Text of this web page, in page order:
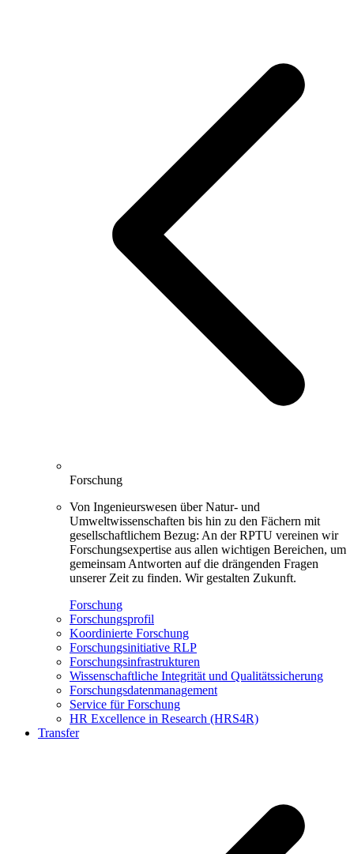
Forschung
Von Ingenieurswesen über Natur- und
Umweltwissenschaften bis hin zu den Fächern mit
gesellschaftlichem Bezug: An der RPTU vereinen wir
Forschungsexpertise aus allen wichtigen Bereichen, um
gemeinsam Antworten auf die drängenden Fragen
unserer Zeit zu finden. Wir gestalten Zukunft.
Forschung
Forschungsprofil
Koordinierte Forschung
Forschungsinitiative RLP
Forschungsinfrastrukturen
Wissenschaftliche Integrität und Qualitätssicherung
Forschungsdatenmanagement
Service für Forschung
HR Excellence in Research (HRS4R)
Transfer